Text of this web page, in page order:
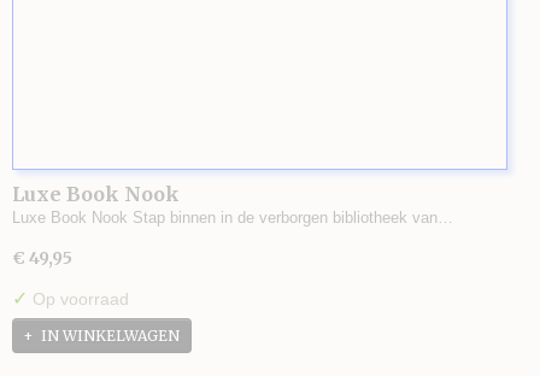
Luxe Book Nook
Luxe Book Nook Stap binnen in de verborgen bibliotheek van…
€ 49,95
✓ Op voorraad
IN WINKELWAGEN